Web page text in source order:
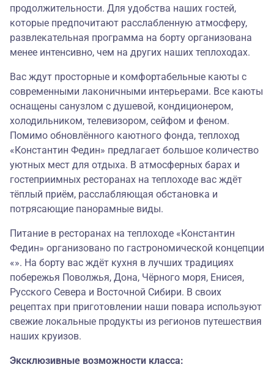
продолжительности. Для удобства наших гостей,
которые предпочитают расслабленную атмосферу,
развлекательная программа на борту организована
менее интенсивно, чем на других наших теплоходах.
Вас ждут просторные и комфортабельные каюты с
современными лаконичными интерьерами. Все каюты
оснащены санузлом с душевой, кондиционером,
холодильником, телевизором, сейфом и феном.
Помимо обновлённого каютного фонда, теплоход
«Константин Федин» предлагает большое количество
уютных мест для отдыха. В атмосферных барах и
гостеприимных ресторанах на теплоходе вас ждёт
тёплый приём, расслабляющая обстановка и
потрясающие панорамные виды.
Питание в ресторанах на теплоходе «Константин
Федин» организовано по гастрономической концепции
«». На борту вас ждёт кухня в лучших традициях
побережья Поволжья, Дона, Чёрного моря, Енисея,
Русского Севера и Восточной Сибири. В своих
рецептах при приготовлении наши повара используют
свежие локальные продукты из регионов путешествия
наших круизов.
Эксклюзивные возможности класса: